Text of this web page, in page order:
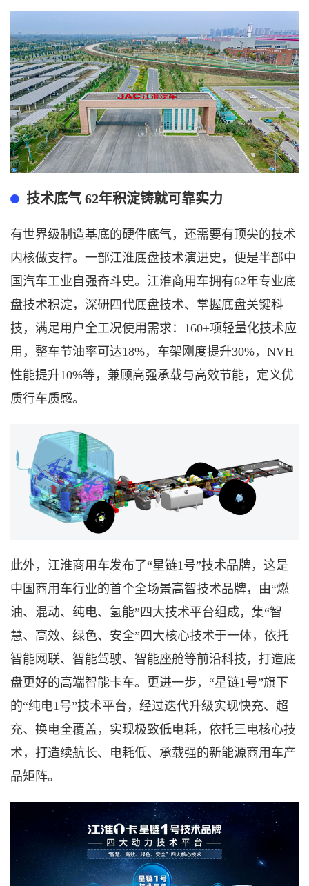
技术底气 62年积淀铸就可靠实力
有世界级制造基底的硬件底气，还需要有顶尖的技术
内核做支撑。一部江淮底盘技术演进史，便是半部中
国汽车工业自强奋斗史。江淮商用车拥有62年专业底
盘技术积淀，深研四代底盘技术、掌握底盘关键科
技，满足用户全工况使用需求：160+项轻量化技术应
用，整车节油率可达18%，车架刚度提升30%，NVH
性能提升10%等，兼顾高强承载与高效节能，定义优
质行车质感。
此外，江淮商用车发布了“星链1号”技术品牌，这是
中国商用车行业的首个全场景高智技术品牌，由“燃
油、混动、纯电、氢能”四大技术平台组成，集“智
慧、高效、绿色、安全”四大核心技术于一体，依托
智能网联、智能驾驶、智能座舱等前沿科技，打造底
盘更好的高端智能卡车。更进一步，“星链1号”旗下
的“纯电1号”技术平台，经过迭代升级实现快充、超
充、换电全覆盖，实现极致低电耗，依托三电核心技
术，打造续航长、电耗低、承载强的新能源商用车产
品矩阵。